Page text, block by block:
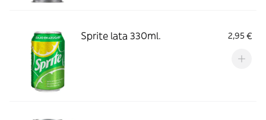
Sprite lata 330ml. 2,95 €